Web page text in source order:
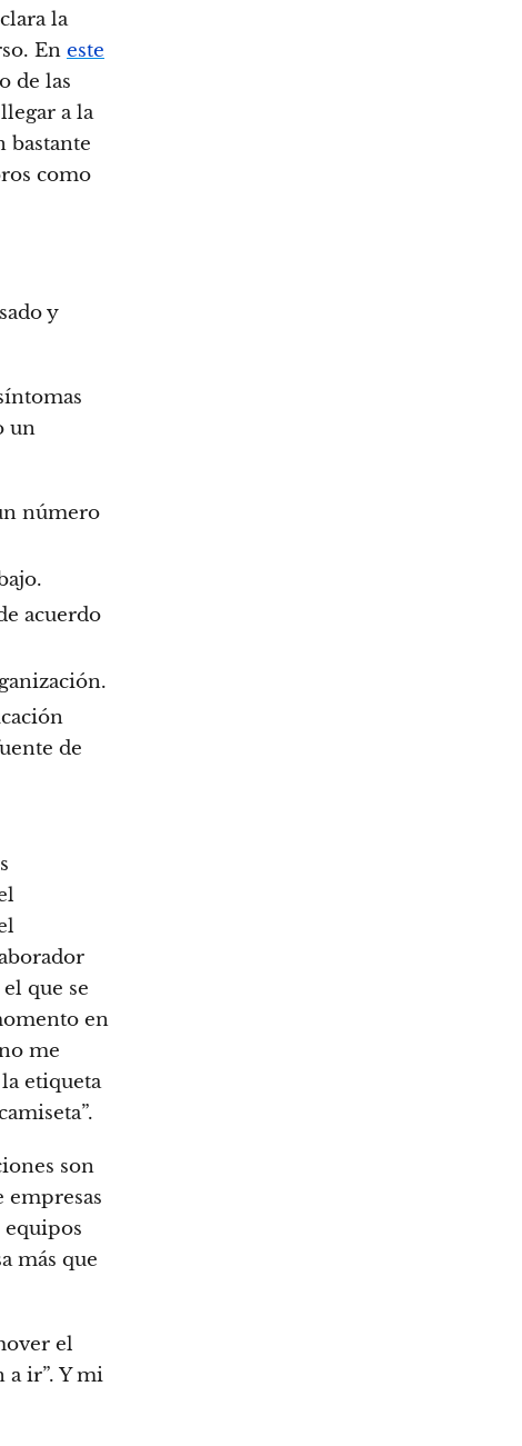
la
En este
de las
a la
bastante
como
y
un
número
acuerdo
de
que se
en
me
etiqueta
son
empresas
equipos
más que
el
a ir”. Y mi